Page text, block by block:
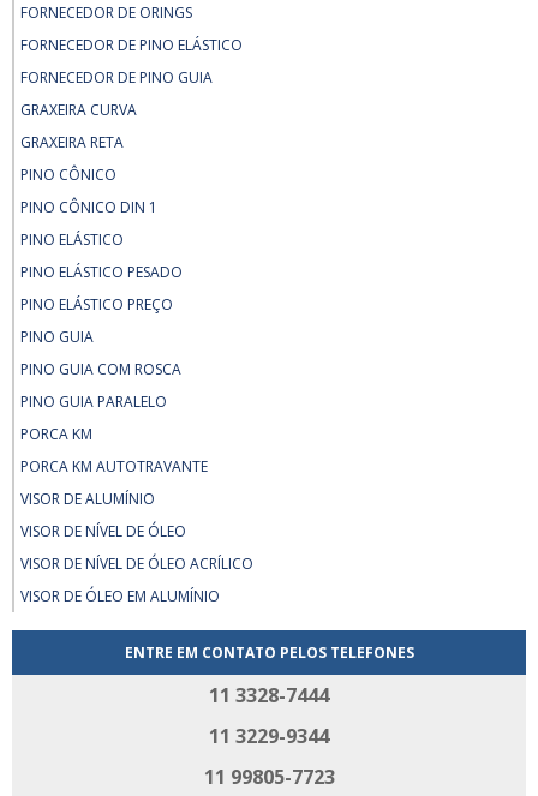
FORNECEDOR DE ORINGS
FORNECEDOR DE PINO ELÁSTICO
FORNECEDOR DE PINO GUIA
GRAXEIRA CURVA
GRAXEIRA RETA
PINO CÔNICO
PINO CÔNICO DIN 1
PINO ELÁSTICO
PINO ELÁSTICO PESADO
PINO ELÁSTICO PREÇO
PINO GUIA
PINO GUIA COM ROSCA
PINO GUIA PARALELO
PORCA KM
PORCA KM AUTOTRAVANTE
VISOR DE ALUMÍNIO
VISOR DE NÍVEL DE ÓLEO
VISOR DE NÍVEL DE ÓLEO ACRÍLICO
VISOR DE ÓLEO EM ALUMÍNIO
ENTRE EM CONTATO PELOS TELEFONES
11 3328-7444
11 3229-9344
11 99805-7723